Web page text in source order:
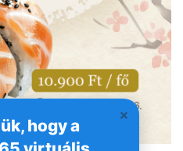
hogy a